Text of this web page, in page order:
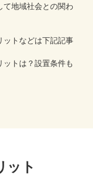
て地域社会との関わ
ットなどは下記記事
トは？設置条件も
ット